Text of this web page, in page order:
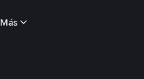
Más